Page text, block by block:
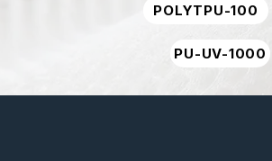
POLYTPU-100
PU-UV-1000